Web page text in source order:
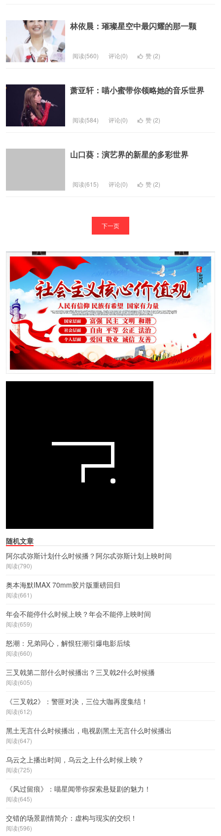
林依晨：璀璨星空中最闪耀的那一颗
阅读(560) 评论(0) 赞 (2)
萧亚轩：喵小蜜带你领略她的音乐世界
阅读(584) 评论(0) 赞 (2)
山口葵：演艺界的新星的多彩世界
阅读(615) 评论(0) 赞 (2)
下一页
随机文章
阿尔忒弥斯计划什么时候播？阿尔忒弥斯计划上映时间
阅读(790)
奥本海默IMAX 70mm胶片版重磅回归
阅读(661)
年会不能停什么时候上映？年会不能停上映时间
阅读(659)
怒潮：兄弟同心，解恨狂潮引爆电影后续
阅读(660)
三叉戟第二部什么时候播出？三叉戟2什么时候播
阅读(605)
《三叉戟2》：警匪对决，三位大咖再度集结！
阅读(612)
黑土无言什么时候播出，电视剧黑土无言什么时候播出
阅读(647)
乌云之上播出时间，乌云之上什么时候上映？
阅读(725)
《风过留痕》：喵星闻带你探索悬疑剧的魅力！
阅读(645)
交错的场景剧情简介：虚构与现实的交织！
阅读(596)